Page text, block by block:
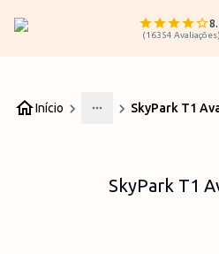
(16354 Avaliações)
Início
More
SkyPark T1
SkyPark T1